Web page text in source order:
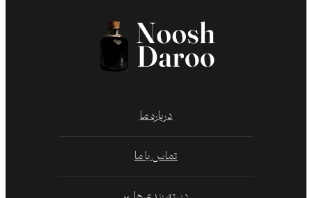
درباره ما
تماس با ما